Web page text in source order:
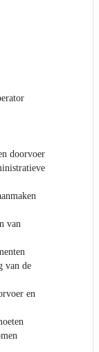
doorvoer
van
van de
en